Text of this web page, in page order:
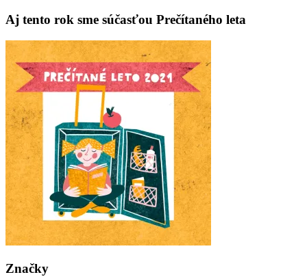
Aj tento rok sme súčasťou Prečítaného leta
Značky